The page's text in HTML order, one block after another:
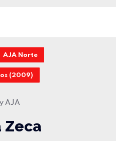
AJA Norte
(2009)
AJA
Zeca